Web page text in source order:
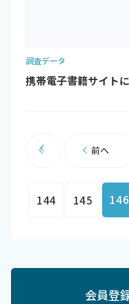
調査データ
携帯電子書籍サイト
前へ
144 145 146
会員登